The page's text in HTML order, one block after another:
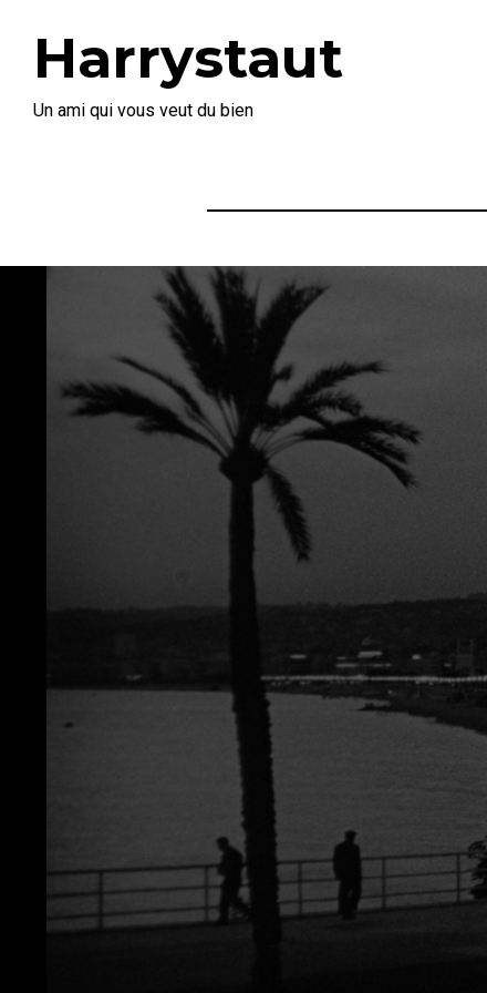
Harrystaut
Un ami qui vous veut du bien